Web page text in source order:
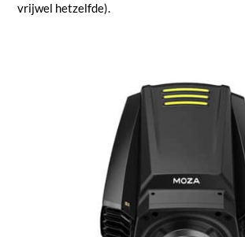
vrijwel hetzelfde).